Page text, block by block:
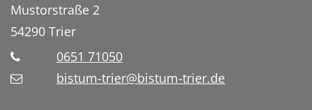
Mustorstraße 2
54290 Trier
0651 71050
bistum-trier@bistum-trier.de